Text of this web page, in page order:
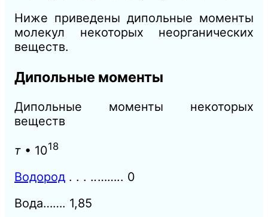
Ниже приведены дипольные моменты
молекул некоторых неорганических
веществ.
Дипольные моменты
Дипольные моменты некоторых
веществ
т • 1018
Водород . . . ..…….. 0
Вода……. 1,85